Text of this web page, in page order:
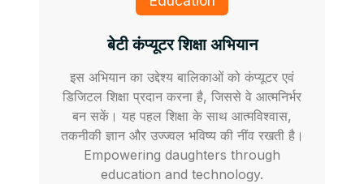
बेटी कंप्यूटर शिक्षा अभियान
इस अभियान का उद्देश्य बालिकाओं को कंप्यूटर एवं
डिजिटल शिक्षा प्रदान करना है, जिससे वे आत्मनिर्भर
बन सकें। यह पहल शिक्षा के साथ आत्मविश्वास,
तकनीकी ज्ञान और उज्ज्वल भविष्य की नींव रखती है।
Empowering daughters through
education and technology.